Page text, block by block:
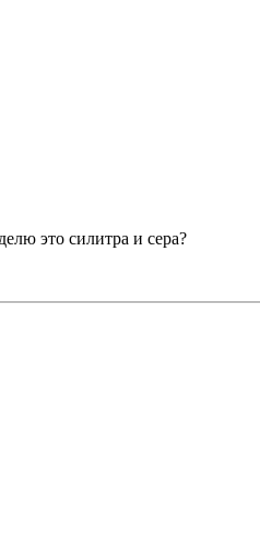
это силитра и сера?